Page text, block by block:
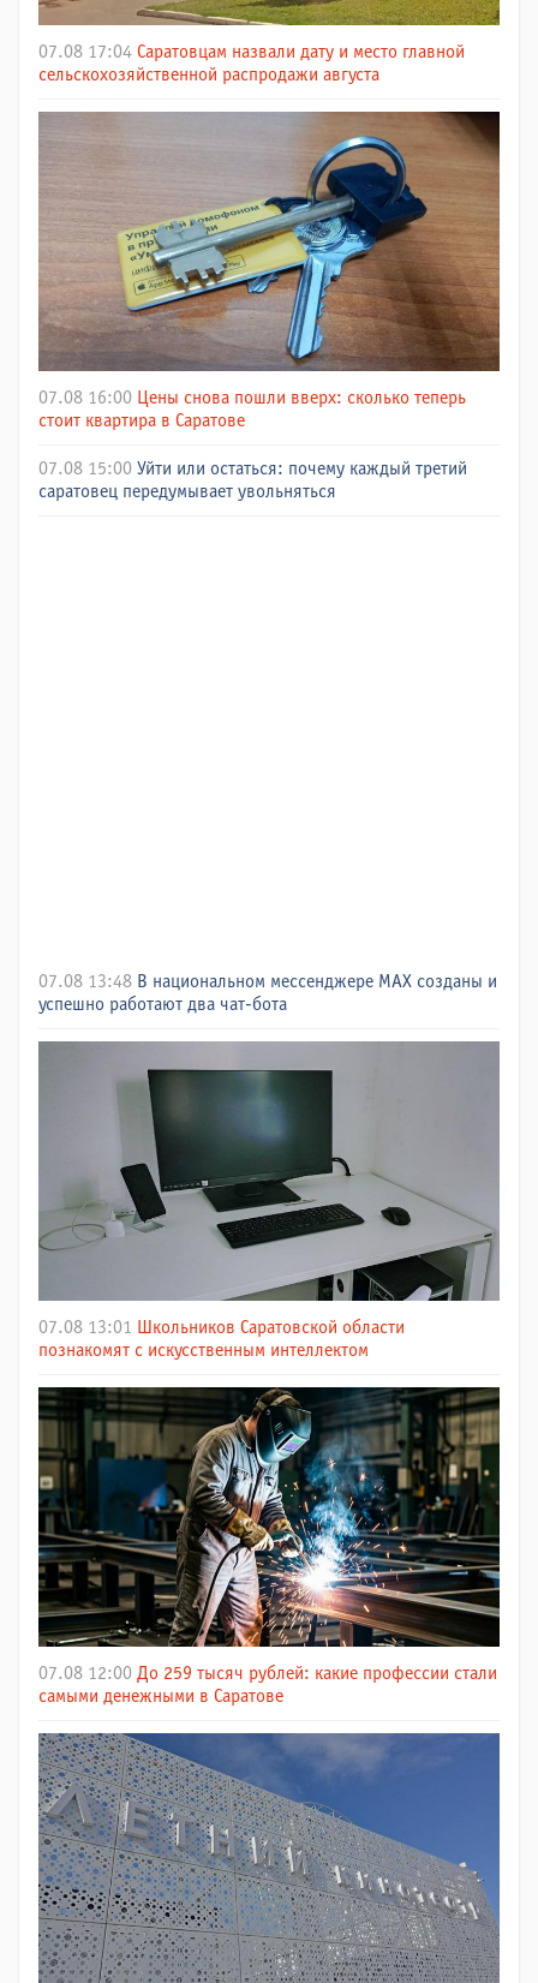
07.08 17:04 Саратовцам назвали дату и место главной
сельскохозяйственной распродажи августа
07.08 16:00 Цены снова пошли вверх: сколько теперь
стоит квартира в Саратове
07.08 15:00 Уйти или остаться: почему каждый третий
саратовец передумывает увольняться
07.08 13:48 В национальном мессенджере МАХ созданы и
успешно работают два чат-бота
07.08 13:01
Школьников Саратовской области
познакомят с искусственным интеллектом
07.08 12:00 До 259 тысяч рублей: какие профессии стали
самыми денежными в Саратове